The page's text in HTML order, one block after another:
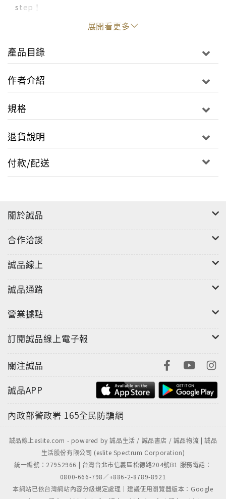
step！
針對最惱人的空間──廚房、客廳、窗戶、浴廁、地板，
分頭破解，專家將會告訴你各個區域的清潔之道，讓你
不須浪費時間、花過多體力，跟著書中清晰圖解一步一
大掃除不必搬出厚重圖鑑，又翻又找，只需要拿出輕薄
開本，對付頑強汙垢、死角灰塵，一點就通！讓掃除變
得超．級．有．趣！
達人教你輕鬆打掃，做家事從此不喊累！
◎利用掃帚及絲襪的靜電效果，可使天花板上的灰塵無
所頓形。
◎用吹風機吹熱貼紙黏著處，即可輕鬆撕下貼紙，不留
黏著痕跡。
◎用馬鈴薯切片擦拭可以除去鏡子上的汙垢。
展開看更多
產品目錄
作者介紹
規格
退貨說明
付款/配送
關於誠品
合作洽談
誠品線上
誠品通路
營業據點
訂閱誠品線上電子報
關注誠品
誠品APP
內政部警政署 165全民防騙網
誠品線上eslite.com - powered by 誠品生活 / 誠品書店 / 誠品物流 | 誠品
生活股份有限公司 (eslite Spectrum Corporation)
統一編號：27952966 | 台灣台北市信義區松德路204號B1 服務電話：
0800-666-798／+886-2-8789-8921
本網站已依台灣網站內容分級規定處理｜建議使用瀏覽器版本：Google